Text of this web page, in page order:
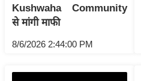
ज्यो
ति
ष
भु
Kushwaha Community
से मांगी माफी
8/6/2026 2:44:00 PM